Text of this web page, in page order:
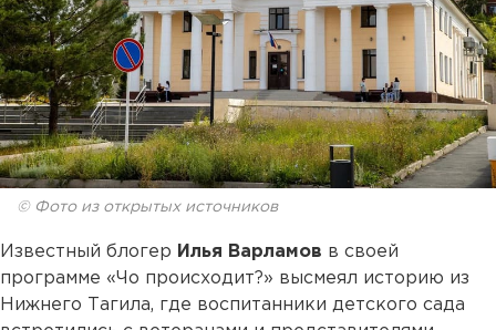
© Фото из открытых источников
Известный блогер Илья Варламов в своей
программе «Чо происходит?» высмеял историю из
Нижнего Тагила, где воспитанники детского сада